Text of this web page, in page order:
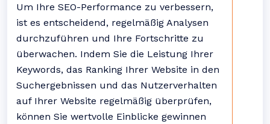
Um Ihre SEO-Performance zu verbessern,
ist es entscheidend, regelmäßig Analysen
durchzuführen und Ihre Fortschritte zu
überwachen. Indem Sie die Leistung Ihrer
Keywords, das Ranking Ihrer Website in den
Suchergebnissen und das Nutzerverhalten
auf Ihrer Website regelmäßig überprüfen,
können Sie wertvolle Einblicke gewinnen